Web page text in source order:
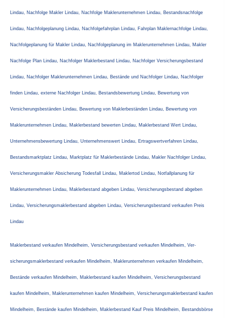
Lindau, Nachfolge Makler Lindau, Nachfolge Maklerunternehmen Lindau, Bestandsnachfolge
Lindau, Nachfolgeplanung Lindau, Nachfolgefahrplan Lindau, Fahrplan Maklernachfolge Lindau,
Nachfolgeplanung für Makler Lindau, Nachfolgeplanung im Maklerunternehmen Lindau, Makler
Nachfolge Plan Lindau, Nachfolger Maklerbestand Lindau, Nachfolger Versicherungsbestand
Lindau, Nachfolger Maklerunternehmen Lindau, Bestände und Nachfolger Lindau, Nachfolger
finden Lindau, externe Nachfolger Lindau, Bestandsbewertung Lindau, Bewertung von
Versicherungsbeständen Lindau, Bewertung von Maklerbeständen Lindau, Bewertung von
Maklerunternehmen Lindau, Maklerbestand bewerten Lindau, Maklerbestand Wert Lindau,
Unternehmensbewertung Lindau, Unternehmenswert Lindau, Ertragswertverfahren Lindau,
Bestandsmarktplatz Lindau, Marktplatz für Maklerbestände Lindau, Makler Nachfolger Lindau,
Ver­sicherungs­makler Absicherung Todesfall Lindau, Maklertod Lindau, Notfallplanung für
Maklerunternehmen Lindau, Maklerbestand abgeben Lindau, Versicherungsbestand abgeben
Lindau, Ver­sicherungs­maklerbestand abgeben Lindau, Versicherungsbestand verkaufen Preis
Lindau
Maklerbestand verkaufen Mindelheim, Versicherungsbestand verkaufen Mindelheim, Ver­
sicherungs­maklerbestand verkaufen Mindelheim, Maklerunternehmen verkaufen Mindelheim,
Bestände verkaufen Mindelheim, Maklerbestand kaufen Mindelheim, Versicherungsbestand
kaufen Mindelheim, Maklerunternehmen kaufen Mindelheim, Ver­sicherungs­maklerbestand kaufen
Mindelheim, Bestände kaufen Mindelheim, Maklerbestand Kauf Preis Mindelheim, Bestandsbörse